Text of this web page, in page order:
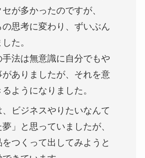
が多かったのですが、
の思考に変わり、ずいぶん
た。
手法は無意識に自分でもや
がありましたが、それを意
ようになりました。
ビジネスやりたいなんて
夢」と思っていましたが、
をつくって出してみようと